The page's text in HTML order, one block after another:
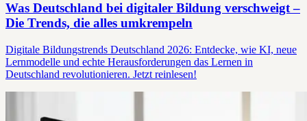
Was Deutschland bei digitaler Bildung verschweigt –
Die Trends, die alles umkrempeln
Digitale Bildungstrends Deutschland 2026: Entdecke, wie KI, neue
Lernmodelle und echte Herausforderungen das Lernen in
Deutschland revolutionieren. Jetzt reinlesen!